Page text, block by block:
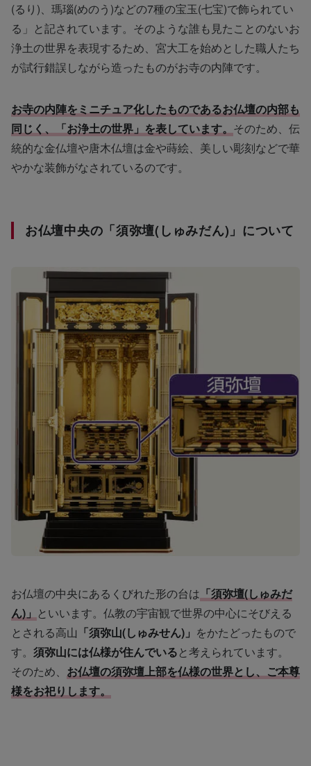
(るり)、瑪瑙(めのう)などの7種の宝玉(七宝)で飾られてい
る」と記されています。そのような誰も見たことのないお
浄土の世界を表現するため、宮大工を始めとした職人たち
が試行錯誤しながら造ったものがお寺の内陣です。
お寺の内陣をミニチュア化したものであるお仏壇の内部も
同じく、「お浄土の世界」を表しています。 そのため、伝
統的な金仏壇や唐木仏壇は金や蒔絵、美しい彫刻などで華
やかな装飾がなされているのです。
お仏壇中央の「須弥壇(しゅみだん)」について
お仏壇の中央にあるくびれた形の台は 「須弥壇(しゅみだ
ん)」 といいます。仏教の宇宙観で世界の中心にそびえる
とされる高山 「須弥山(しゅみせん)」 をかたどったもので
す。 須弥山には仏様が住んでいると考えられています。
そのため、 お仏壇の須弥壇上部を仏様の世界とし、ご本尊
様をお祀りします。